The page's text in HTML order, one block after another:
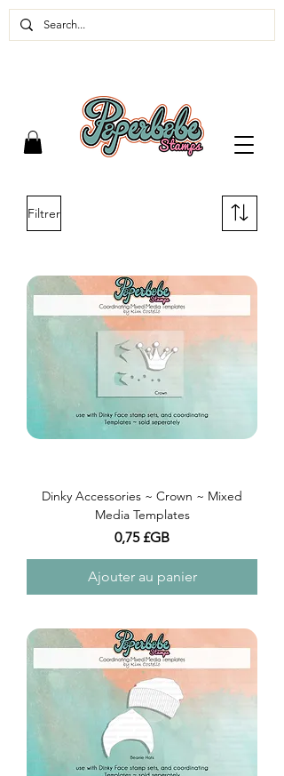
Filtrer
Dinky Accessories ~ Crown ~ Mixed
Media Templates
Prix
0,75 £GB
Ajouter au panier